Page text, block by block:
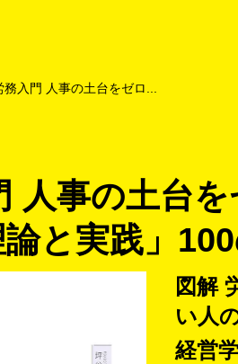
務入門 人事の土台をゼロ...
人事の土台
と実践」
図解
い人
経営